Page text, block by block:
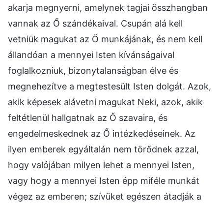
akarja megnyerni, amelynek tagjai összhangban
vannak az Ő szándékaival. Csupán alá kell
vetniük magukat az Ő munkájának, és nem kell
állandóan a mennyei Isten kívánságaival
foglalkozniuk, bizonytalanságban élve és
megnehezítve a megtestesült Isten dolgát. Azok,
akik képesek alávetni magukat Neki, azok, akik
feltétlenül hallgatnak az Ő szavaira, és
engedelmeskednek az Ő intézkedéseinek. Az
ilyen emberek egyáltalán nem törődnek azzal,
hogy valójában milyen lehet a mennyei Isten,
vagy hogy a mennyei Isten épp miféle munkát
végez az emberen; szívüket egészen átadják a